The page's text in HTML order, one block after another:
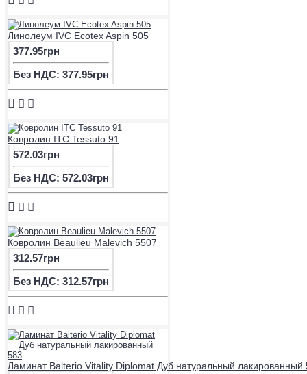
Линолеум IVC Ecotex Aspin 505
377.95грн
Без НДС: 377.95грн
Ковролин ITC Tessuto 91
572.03грн
Без НДС: 572.03грн
Ковролин Beaulieu Malevich 5507
312.57грн
Без НДС: 312.57грн
Ламинат Balterio Vitality Diplomat Дуб натуральный лакированный